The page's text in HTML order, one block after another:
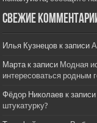
Свежие
Илья Кузнецов к записи
Мартак записи Модная
интересоваться родным
Фёдор Николаев к записи
штукатурку?